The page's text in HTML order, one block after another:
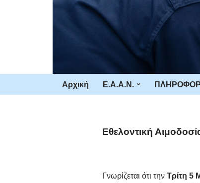
Αρχική Ε.Α.Α.Ν.
Εθελοντική
Γνωρίζεται ότι τηνΤρίτη 5